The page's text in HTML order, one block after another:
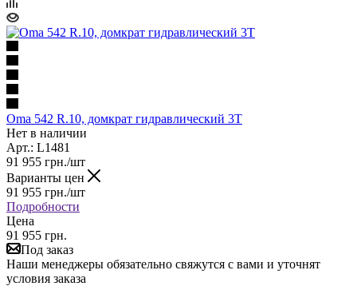
Oma 542 R.10, домкрат гидравлический 3Т
Нет в наличии
Арт.: L1481
91 955 грн./шт
Варианты цен
91 955 грн./шт
Подробности
Цена
91 955 грн.
Под заказ
Наши менеджеры обязательно свяжутся с вами и уточнят
условия заказа